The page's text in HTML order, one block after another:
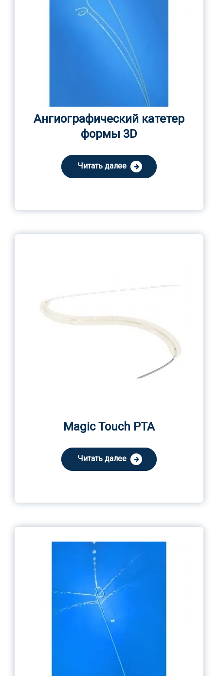
Ангиографический катетер
формы 3D
Читать далее
Magic Touch PTA
Читать далее